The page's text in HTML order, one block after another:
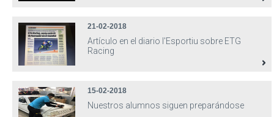
21-02-2018
Artículo en el diario l'Esportiu sobre ETG
Racing
15-02-2018
Nuestros alumnos siguen preparándose